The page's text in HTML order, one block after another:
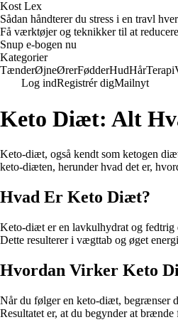
Kost Lex
Sådan håndterer du stress i en travl
Få værktøjer og teknikker til at
Snup e-bogen nu
Kategorier
TænderØjneØrerFødderHudHårTerapi
Log indRegistrér digMailnyt
Keto Diæt: Alt
Keto-diæt, også kendt som ketogen
keto-diæten, herunder hvad det er,
Hvad Er Keto Diæt?
Keto-diæt er en lavkulhydrat og fedtrig
Dette resulterer i vægttab og øget
Hvordan Virker Keto
Når du følger en keto-diæt, begrænser
Resultatet er, at du begynder at